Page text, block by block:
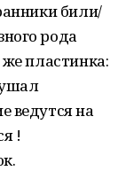
били/
рода
пластинка:
ведутся на
!